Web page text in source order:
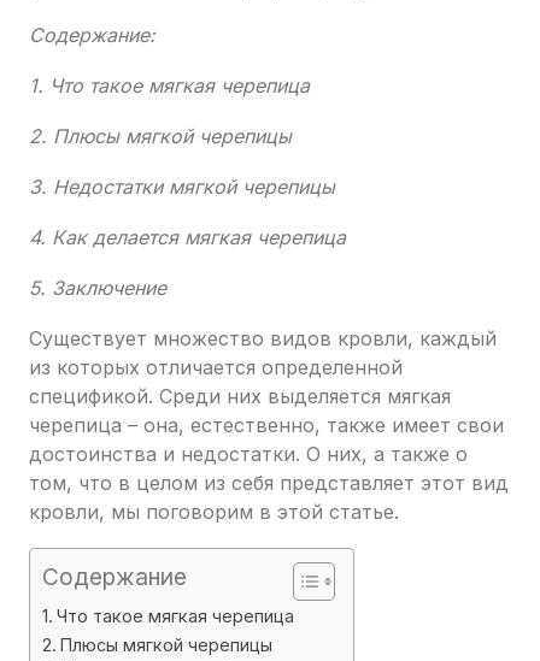
Содержание:
1. Что такое мягкая черепица
2. Плюсы мягкой черепицы
3. Недостатки мягкой черепицы
4. Как делается мягкая черепица
5. Заключение
Существует множество видов кровли, каждый
из которых отличается определенной
спецификой. Среди них выделяется мягкая
черепица – она, естественно, также имеет свои
достоинства и недостатки. О них, а также о
том, что в целом из себя представляет этот вид
кровли, мы поговорим в этой статье.
Содержание
Что такое мягкая черепица
Плюсы мягкой черепицы